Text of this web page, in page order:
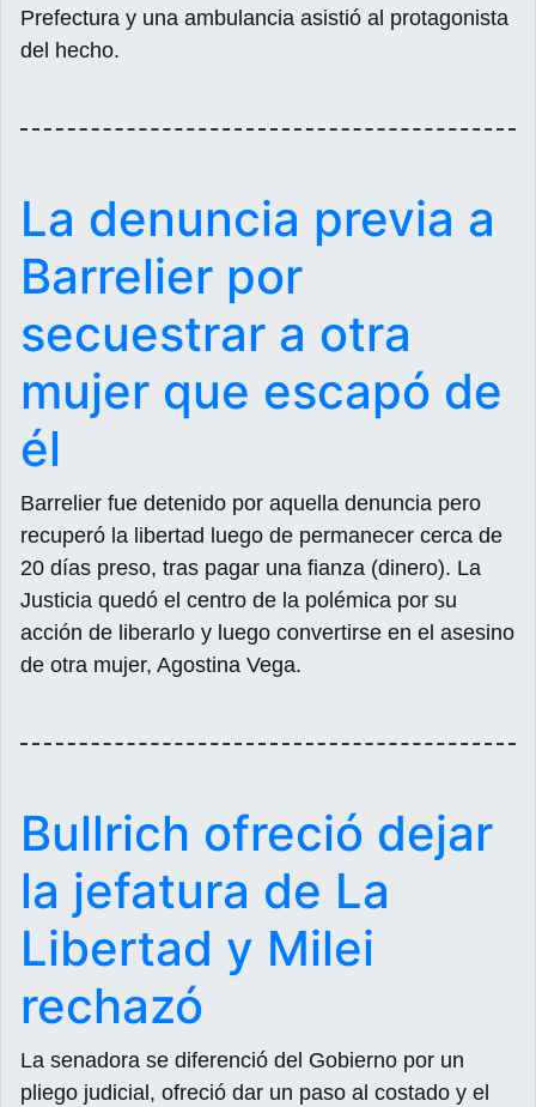
Prefectura y una ambulancia asistió al protagonista
del hecho.
La denuncia previa a
Barrelier por
secuestrar a otra
mujer que escapó de
él
Barrelier fue detenido por aquella denuncia pero
recuperó la libertad luego de permanecer cerca de
20 días preso, tras pagar una fianza (dinero). La
Justicia quedó el centro de la polémica por su
acción de liberarlo y luego convertirse en el asesino
de otra mujer, Agostina Vega.
Bullrich ofreció dejar
la jefatura de La
Libertad y Milei
rechazó
La senadora se diferenció del Gobierno por un
pliego judicial, ofreció dar un paso al costado y el